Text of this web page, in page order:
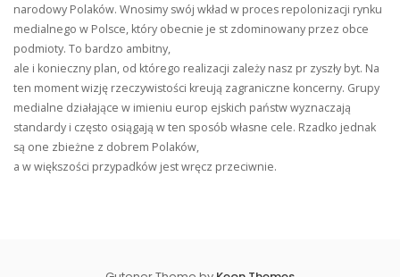
narodowy Polaków. Wnosimy swój wkład w proces repolonizacji rynku
medialnego w Polsce, który obecnie je st zdominowany przez obce
podmioty. To bardzo ambitny,
ale i konieczny plan, od którego realizacji zależy nasz pr zyszły byt. Na
ten moment wizję rzeczywistości kreują zagraniczne koncerny. Grupy
medialne działające w imieniu europ ejskich państw wyznaczają
standardy i często osiągają w ten sposób własne cele. Rzadko jednak
są one zbieżne z dobrem Polaków,
a w większości przypadków jest wręcz przeciwnie.